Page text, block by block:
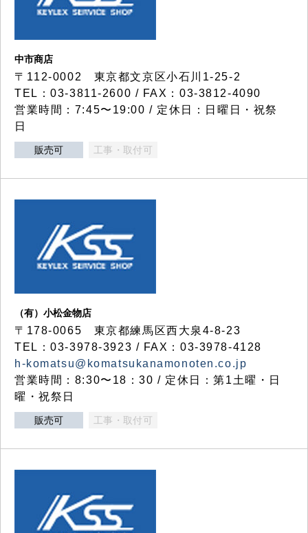
中市商店
〒112-0002 東京都文京区小石川1-25-2
TEL：03-3811-2600 / FAX：03-3812-4090
営業時間：7:45〜19:00 / 定休日：日曜日・祝祭
日
販売可 工事・取付可
（有）小松金物店
〒178-0065 東京都練馬区西大泉4-8-23
TEL：03-3978-3923 / FAX：03-3978-4128
h-komatsu@komatsukanamonoten.co.jp
営業時間：8:30〜18：30 / 定休日：第1土曜・日
曜・祝祭日
販売可 工事・取付可